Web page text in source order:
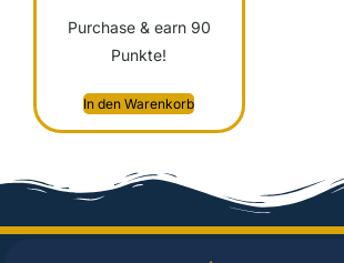
Purchase & earn 90
Punkte!
In den Warenkorb